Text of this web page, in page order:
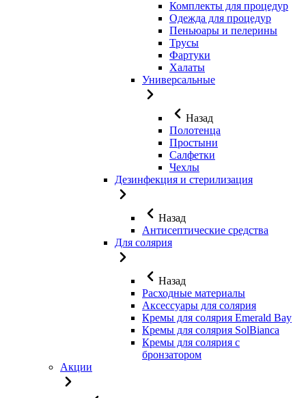
Комплекты для процедур
Одежда для процедур
Пеньюары и пелерины
Трусы
Фартуки
Халаты
Универсальные
Назад
Полотенца
Простыни
Салфетки
Чехлы
Дезинфекция и стерилизация
Назад
Антисептические средства
Для солярия
Назад
Расходные материалы
Аксессуары для солярия
Кремы для солярия Emerald Bay
Кремы для солярия SolBianca
Кремы для солярия с
бронзатором
Акции